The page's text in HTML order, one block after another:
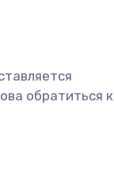
обратиться к